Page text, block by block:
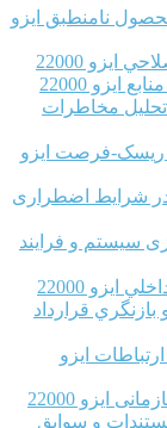
نامنطبق ایزو
22000
22000
مخاطرات
ریسک-فرصت ایزو
شرایط اضطراری
سیستم و فرایند
22000
قرارداد
ایزو
ایزو 22000
و سوابق